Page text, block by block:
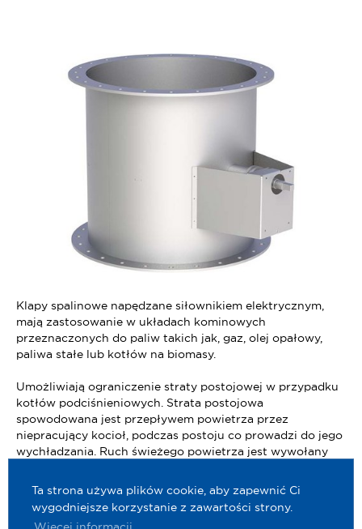
Ta strona używa plików cookie, aby zapewnić Ci
wygodniejsze korzystanie z zawartości strony.
Klapy spalinowe napędzane siłownikiem elektrycznym,
mają zastosowanie w układach kominowych
przeznaczonych do paliw takich jak, gaz, olej opałowy,
paliwa stałe lub kotłów na biomasy.
Umożliwiają ograniczenie straty postojowej w przypadku
kotłów podciśnieniowych. Strata postojowa
spowodowana jest przepływem powietrza przez
niepracujący kocioł, podczas postoju co prowadzi do jego
wychładzania. Ruch świeżego powietrza jest wywołany